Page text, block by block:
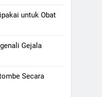
untuk Obat
Gejala
Secara